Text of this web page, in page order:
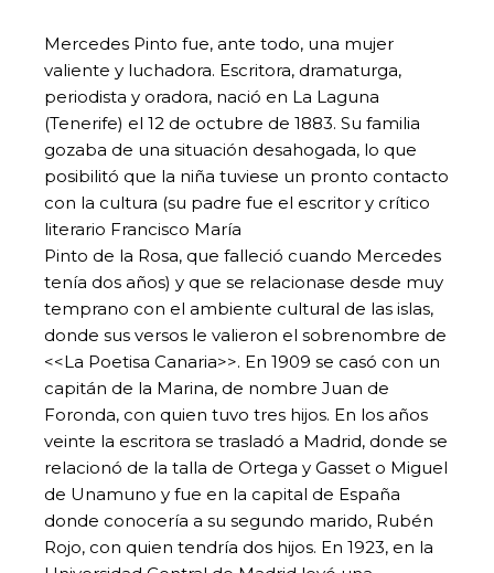
Mercedes Pinto fue, ante todo, una mujer
valiente y luchadora. Escritora, dramaturga,
periodista y oradora, nació en La Laguna
(Tenerife) el 12 de octubre de 1883. Su familia
gozaba de una situación desahogada, lo que
posibilitó que la niña tuviese un pronto contacto
con la cultura (su padre fue el escritor y crítico
literario Francisco María
Pinto de la Rosa, que falleció cuando Mercedes
tenía dos años) y que se relacionase desde muy
temprano con el ambiente cultural de las islas,
donde sus versos le valieron el sobrenombre de
<<La Poetisa Canaria>>. En 1909 se casó con un
capitán de la Marina, de nombre Juan de
Foronda, con quien tuvo tres hijos. En los años
veinte la escritora se trasladó a Madrid, donde se
relacionó de la talla de Ortega y Gasset o Miguel
de Unamuno y fue en la capital de España
donde conocería a su segundo marido, Rubén
Rojo, con quien tendría dos hijos. En 1923, en la